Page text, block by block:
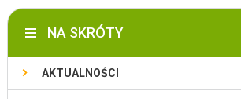
NA SKRÓTY
AKTUALNOŚCI